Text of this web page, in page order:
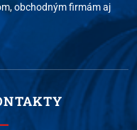
obchodným firmám aj